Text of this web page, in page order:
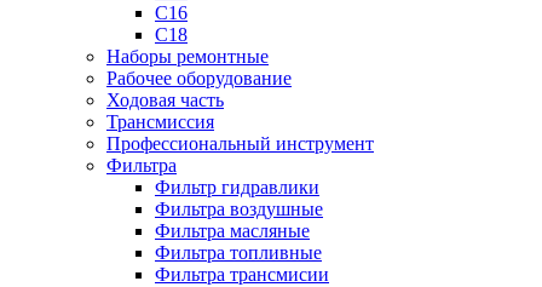
C16
C18
Наборы ремонтные
Рабочее оборудование
Ходовая часть
Трансмиссия
Профессиональный инструмент
Фильтра
Фильтр гидравлики
Фильтра воздушные
Фильтра масляные
Фильтра топливные
Фильтра трансмисии